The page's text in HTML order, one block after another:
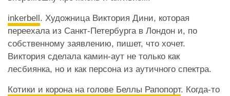
inkerbell . Художница Виктория Дини, которая
переехала из Санкт-Петербурга в Лондон и, по
собственному заявлению, пишет, что хочет.
Виктория сделала камин-аут не только как
лесбиянка, но и как персона из аутичного спектра.
Котики и корона на голове Беллы Рапопорт. Когда-то